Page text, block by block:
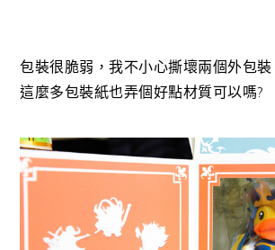
包裝很脆弱，我不小心撕壞兩個外包
這麼多包裝紙也弄個好點材質可以嗎?